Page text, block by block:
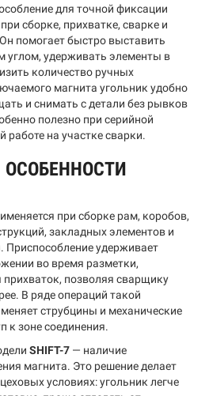
для точной фиксации
сборке, прихватке, сварке и
помогает быстро выставить
углом, удерживать элементы в
количество ручных
магнита угольник удобно
и снимать с детали без рывков
полезно при серийной
работе на участке сварки.
при сборке рам, коробов,
закладных элементов и
Приспособление удерживает
во время разметки,
позволяя сварщику
В ряде операций такой
струбцины и механические
к зоне соединения.
SHIFT-7 — наличие
магнита. Это решение делает
условиях: угольник легче